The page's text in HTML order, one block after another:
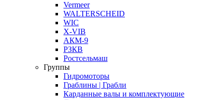
Vermeer
WALTERSCHEID
WIC
X-VIB
АКМ-9
РЗКВ
Ростсельмаш
Группы
Гидромоторы
Граблины | Грабли
Карданные валы и комплектующие